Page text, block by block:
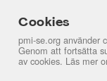
Cookies
pmi-se.org använder
Genom att fortsätta
av cookies. Läs mer